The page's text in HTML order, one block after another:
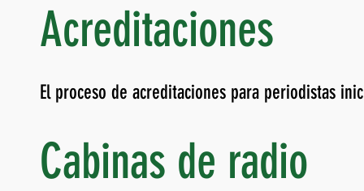
Acreditaciones
El proceso de acreditaciones para periodistas
Cabinas de radio